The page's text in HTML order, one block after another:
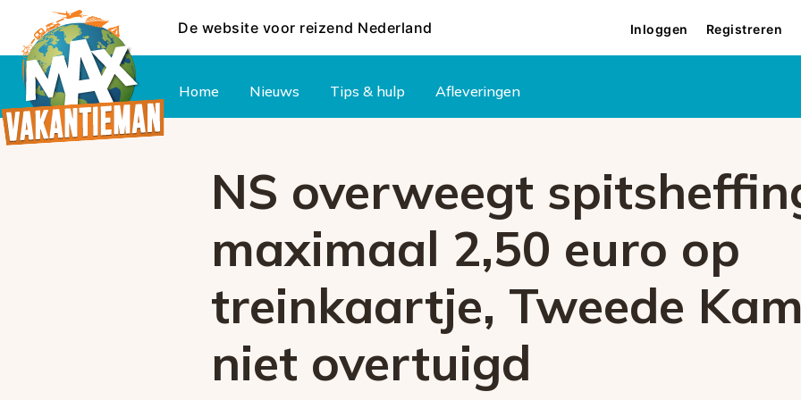
De website voor reizend Nederland Inloggen Registreren
Home Nieuws Tips & hulp Afleveringen
NS overweegt
maximaal 2,50 euro op
treinkaartje, Tweede
niet overtuigd